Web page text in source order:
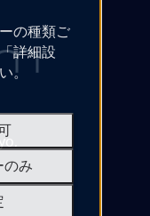
の種類ご
詳細設
。
のみ